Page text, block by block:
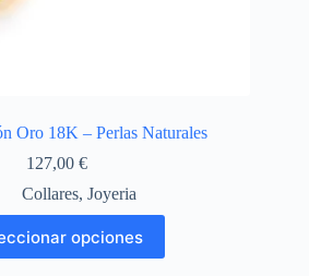
Oro 18K – Perlas Naturales
127,00€
Collares, Joyeria
opciones
producto
tiene